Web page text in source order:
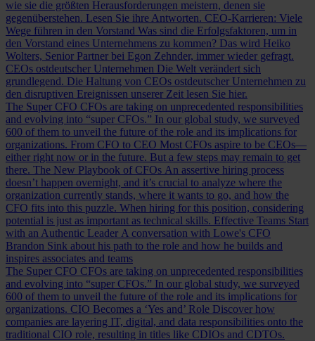
wie sie die größten Herausforderungen meistern, denen sie
gegenüberstehen. Lesen Sie ihre Antworten. CEO-Karrieren: Viele
Wege führen in den Vorstand Was sind die Erfolgsfaktoren, um in
den Vorstand eines Unternehmens zu kommen? Das wird Heiko
Wolters, Senior Partner bei Egon Zehnder, immer wieder gefragt.
CEOs ostdeutscher Unternehmen Die Welt verändert sich
grundlegend. Die Haltung von CEOs ostdeutscher Unternehmen zu
den disruptiven Ereignissen unserer Zeit lesen Sie hier.
The Super CFO CFOs are taking on unprecedented responsibilities
and evolving into “super CFOs.” In our global study, we surveyed
600 of them to unveil the future of the role and its implications for
organizations. From CFO to CEO Most CFOs aspire to be CEOs—
either right now or in the future. But a few steps may remain to get
there. The New Playbook of CFOs An assertive hiring process
doesn’t happen overnight, and it’s crucial to analyze where the
organization currently stands, where it wants to go, and how the
CFO fits into this puzzle. When hiring for this position, considering
potential is just as important as technical skills. Effective Teams Start
with an Authentic Leader A conversation with Lowe's CFO
Brandon Sink about his path to the role and how he builds and
inspires associates and teams
The Super CFO CFOs are taking on unprecedented responsibilities
and evolving into “super CFOs.” In our global study, we surveyed
600 of them to unveil the future of the role and its implications for
organizations. CIO Becomes a ‘Yes and’ Role Discover how
companies are layering IT, digital, and data responsibilities onto the
traditional CIO role, resulting in titles like CDIOs and CDTOs.